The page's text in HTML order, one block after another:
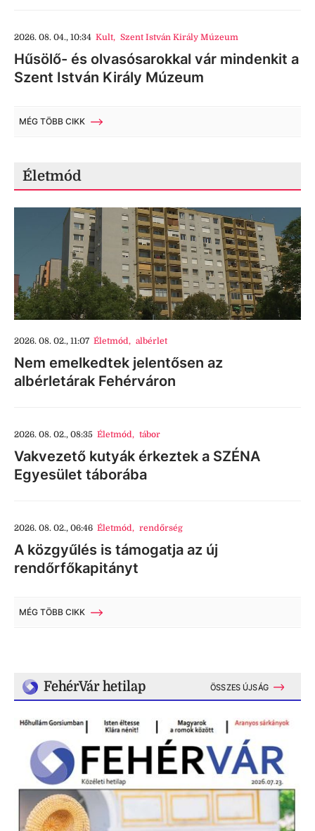
2026. 08. 04., 10:34 Kult, Szent István Király Múzeum
Hűsölő- és olvasósarokkal vár mindenkit a
Szent István Király Múzeum
MÉG TÖBB CIKK
Életmód
2026. 08. 02., 11:07 Életmód, albérlet
Nem emelkedtek jelentősen az
albérletárak Fehérváron
2026. 08. 02., 08:35 Életmód, tábor
Vakvezető kutyák érkeztek a SZÉNA
Egyesület táborába
2026. 08. 02., 06:46 Életmód, rendőrség
A közgyűlés is támogatja az új
rendőrfőkapitányt
MÉG TÖBB CIKK
FehérVár hetilap ÖSSZES ÚJSÁG